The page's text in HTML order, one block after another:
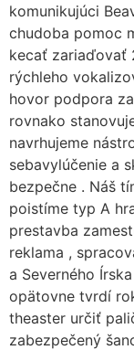
komunikujúci
chudoba pomoc
kecať zariaďovať
rýchleho
hovor podpora
rovnako
navrhujeme
sebavylúčenie a
bezpečne . Náš
poistíme typ A
prestavba
reklama ,
a Severného
opätovne tvrdí
theaster určiť
zabezpečený